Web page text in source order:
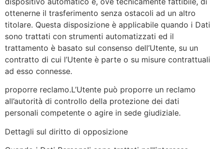
ottenerne il trasferimento senza ostacoli ad un altro
titolare. Questa disposizione è applicabile quando i Dati
sono trattati con strumenti automatizzati ed il
trattamento è basato sul consenso dell’Utente, su un
contratto di cui l’Utente è parte o su misure contrattuali
ad esso connesse.
proporre reclamo.L’Utente può proporre un reclamo
all’autorità di controllo della protezione dei dati
personali competente o agire in sede giudiziale.
Dettagli sul diritto di opposizione